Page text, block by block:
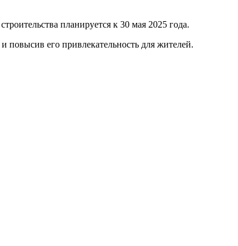
планируется к 30 мая 2025 года.
повысив его привлекательность для жителей.